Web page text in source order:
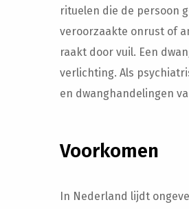
rituelen die de persoon
veroorzaakte onrust of
raakt door vuil. Een
verlichting. Als
en dwanghandelingen
Voorkomen
In Nederland lijdt